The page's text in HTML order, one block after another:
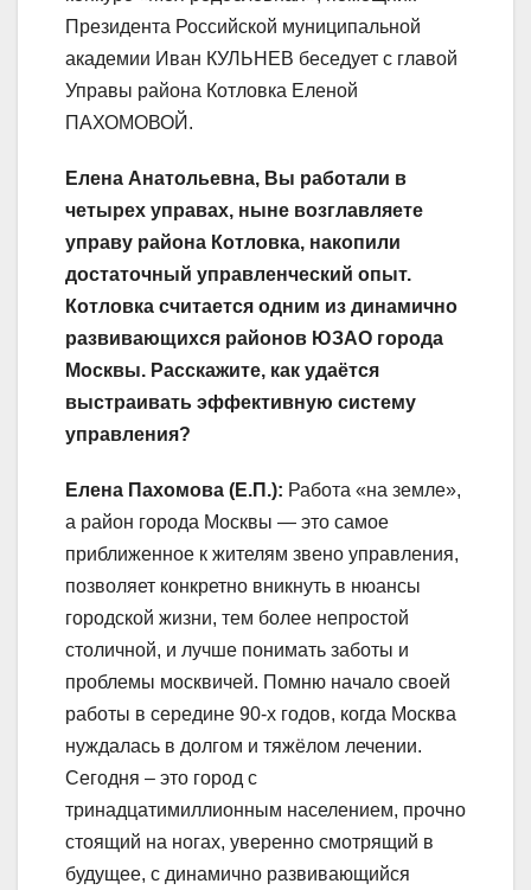
Президента Российской муниципальной
академии Иван КУЛЬНЕВ беседует с главой
Управы района Котловка Еленой
ПАХОМОВОЙ.
Елена Анатольевна, Вы работали в
четырех управах, ныне возглавляете
управу района Котловка, накопили
достаточный управленческий опыт.
Котловка считается одним из динамично
развивающихся районов ЮЗАО города
Москвы. Расскажите, как удаётся
выстраивать эффективную систему
управления?
Елена Пахомова (Е.П.): Работа «на земле»,
а район города Москвы — это самое
приближенное к жителям звено управления,
позволяет конкретно вникнуть в нюансы
городской жизни, тем более непростой
столичной, и лучше понимать заботы и
проблемы москвичей. Помню начало своей
работы в середине 90-х годов, когда Москва
нуждалась в долгом и тяжёлом лечении.
Сегодня – это город с
тринадцатимиллионным населением, прочно
стоящий на ногах, уверенно смотрящий в
будущее, с динамично развивающийся